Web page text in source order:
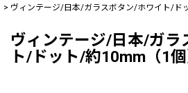
> ヴィンテージ/日本/ガラスボタン/ホワイト/ド
ヴィンテージ/日本/ガラ
ト/ドット/約10mm（1個